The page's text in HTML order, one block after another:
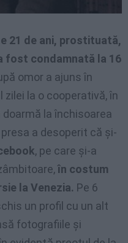
21 de ani, prostituată,
fost condamnată la 16
omor a ajuns în
la o cooperativă, în
la închisoarea
a desoperit că şi-
, pe care şi-a
în costum
la Venezia. Pe 6
un profil cu un alt
fotografiile şi